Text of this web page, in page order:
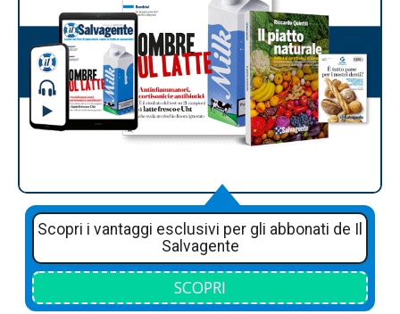
Scopri i vantaggi esclusivi per gli abbonati de Il
Salvagente
SCOPRI